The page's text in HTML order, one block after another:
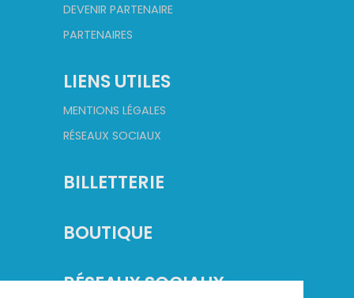
DEVENIR PARTENAIRE
PARTENAIRES
LIENS UTILES
MENTIONS LÉGALES
RÉSEAUX SOCIAUX
BILLETTERIE
BOUTIQUE
RÉSEAUX SOCIAUX